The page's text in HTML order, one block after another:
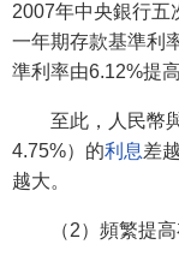
2007年中央銀行五
一年期存款基準利
準利率由6.12%提
至此，人民幣
4.75%）的利息差
越大。
（2）頻繁提高